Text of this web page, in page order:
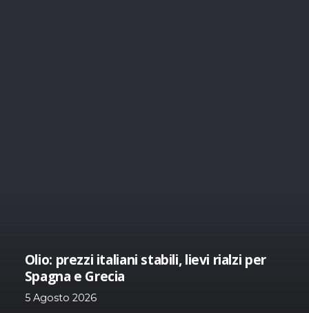
Mosca dell’olivo, agosto 2026:
popolazione presente, ma sospesa
5 Agosto 2026